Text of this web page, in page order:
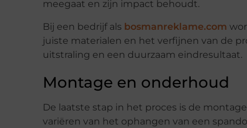
meegaat en zijn impact behoudt.
Bij een bedrijf als bosmanreklame.com
juiste materialen en het verfijnen van de
uitstraling en een duurzaam eindresultaat.
Montage en onderhoud
De laatste stap in het proces is de
variëren van het ophangen van een